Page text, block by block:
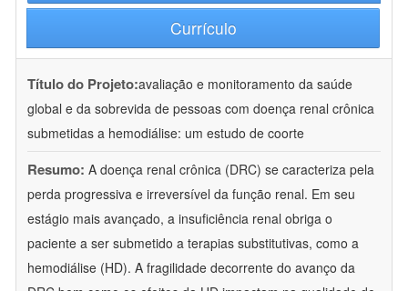
Currículo
Título do Projeto:avaliação e monitoramento da saúde
global e da sobrevida de pessoas com doença renal crônica
submetidas a hemodiálise: um estudo de coorte
Resumo: A doença renal crônica (DRC) se caracteriza pela
perda progressiva e irreversível da função renal. Em seu
estágio mais avançado, a insuficiência renal obriga o
paciente a ser submetido a terapias substitutivas, como a
hemodiálise (HD). A fragilidade decorrente do avanço da